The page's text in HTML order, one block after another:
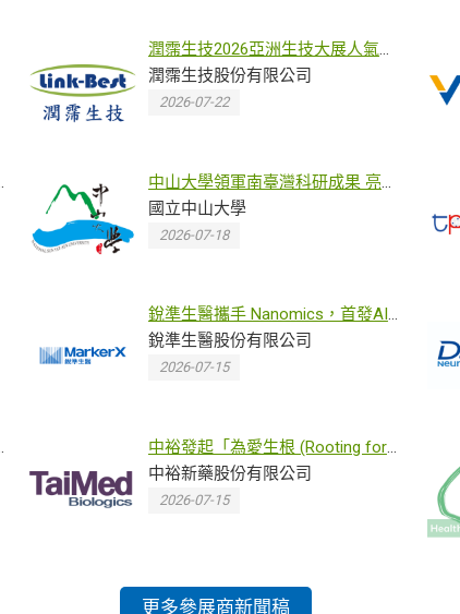
潤霈生技2026亞洲生技大展人氣爆
棚 自有品牌明星產品強勢登場強力
吸睛
潤霈生技股份有限公司
2026-07-22
中山大學領軍南臺灣科研成果 亮相
2026亞洲生技大展
國立中山大學
2026-07-18
銳準生醫攜手 Nanomics，首發AI
驅動次世代質譜蛋白體平台，探索
超深度臨床生物標記
銳準生醫股份有限公司
2026-07-15
中裕發起「為愛生根 (Rooting for
Love)」公益活動攜手台灣露德協會
溫暖守護愛滋社群
中裕新藥股份有限公司
2026-07-15
更多參展商新聞稿